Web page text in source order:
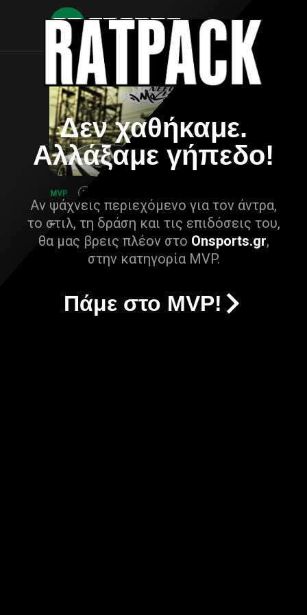
Δεν χαθήκαμε.
Αλλάξαμε γήπεδο!
Αν ψάχνεις περιεχόμενο για τον άντρα,
το στιλ, τη δράση και τις επιδόσεις του,
θα μας βρεις πλέον στο Onsports.gr,
στην κατηγορία MVP.
Πάμε στο MVP!